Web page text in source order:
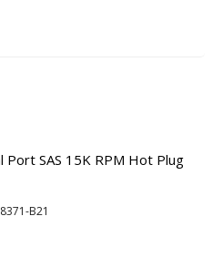
Port SAS 15K RPM Hot Plug
B21